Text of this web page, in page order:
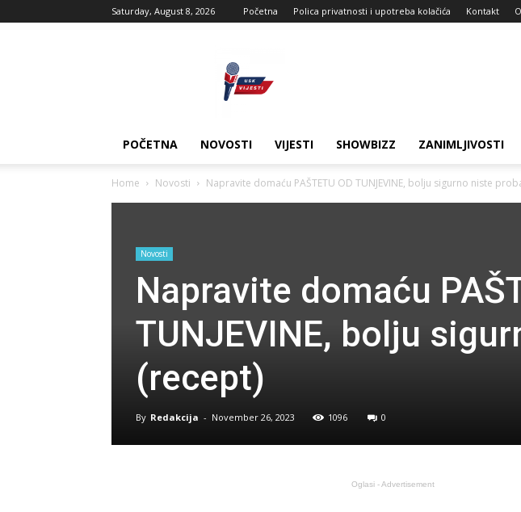
Saturday, August 8, 2026 Početna Polica privatnosti i upotreba kolačića Kontakt
POČETNA NOVOSTI VIJESTI SHOWBIZZ ZANIMLJIVOSTI
Home Novosti Napravite domaću PAŠTETU OD TUNJEVINE, bolju sigurno niste
Novosti
Napravite domaću
TUNJEVINE, bolju
(recept)
By Redakcija - November 26, 2023 1096 0
Oglasi - Advertisement